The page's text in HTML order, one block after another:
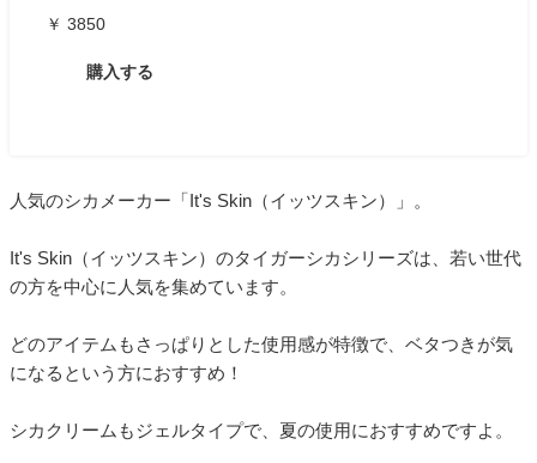
￥ 3850
購入する
人気のシカメーカー「It's Skin（イッツスキン）」。
It's Skin（イッツスキン）のタイガーシカシリーズは、若い世代
の方を中心に人気を集めています。
どのアイテムもさっぱりとした使用感が特徴で、ベタつきが気
になるという方におすすめ！
シカクリームもジェルタイプで、夏の使用におすすめですよ。